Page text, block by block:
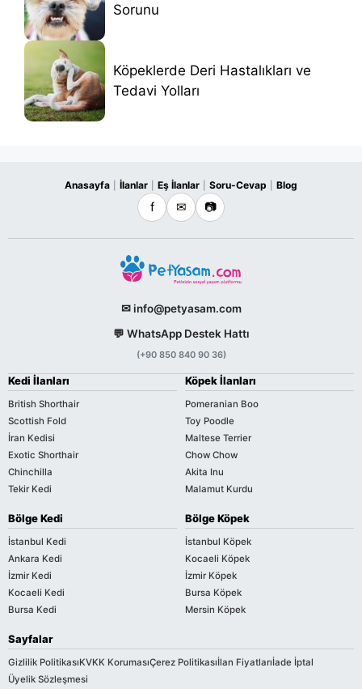
Sorunu
Köpeklerde Deri Hastalıkları ve
Tedavi Yolları
Anasayfa İlanlar Eş İlanlar Soru-Cevap Blog
f ✉ 📷
✉ info@petyasam.com
💬 WhatsApp Destek Hattı
(+90 850 840 90 36)
Kedi İlanları
British Shorthair
Scottish Fold
İran Kedisi
Exotic Shorthair
Chinchilla
Tekir Kedi
Köpek İlanları
Pomeranian Boo
Toy Poodle
Maltese Terrier
Chow Chow
Akita Inu
Malamut Kurdu
Bölge Kedi
İstanbul Kedi
Ankara Kedi
İzmir Kedi
Kocaeli Kedi
Bursa Kedi
Bölge Köpek
İstanbul Köpek
Kocaeli Köpek
İzmir Köpek
Bursa Köpek
Mersin Köpek
Sayfalar
Gizlilik PolitikasıKVKK KorumasıÇerez Politikasıİlan Fiyatlarıİade İptal
Üyelik Sözleşmesi